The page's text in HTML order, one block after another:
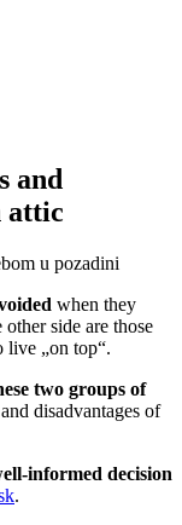
and
attic
when they
side are those
live „on top“.
two groups of
disadvantages of
informed decision
.